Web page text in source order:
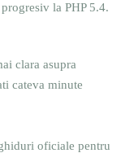
la PHP 5.4.
clara asupra
cateva minute
oficiale pentru